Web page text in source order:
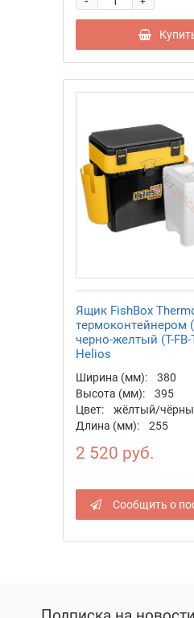
Ящик FishBox
термоконтейнером
черно-желтый (T-FB-
Helios
Ширина (мм):
380
Высота (мм):
395
Цвет:
жёлтый/
Длина (мм):
255
2 520 руб.
Сообщить о